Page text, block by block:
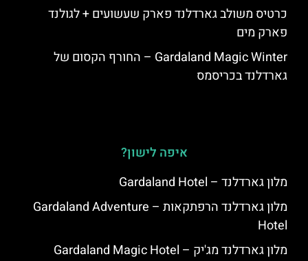
כרטיס משולב גארדלנד פארק שעשועים + לגולנד
פארק מים
Gardaland Magic Winter – החורף הקסום של
גארדלנד בכריסמס
איפה לישון?
מלון גארדלנד – Gardaland Hotel
מלון גארדלנד הרפתקאות – Gardaland Adventure
Hotel
מלון גארדלנד מג'יק – Gardaland Magic Hotel